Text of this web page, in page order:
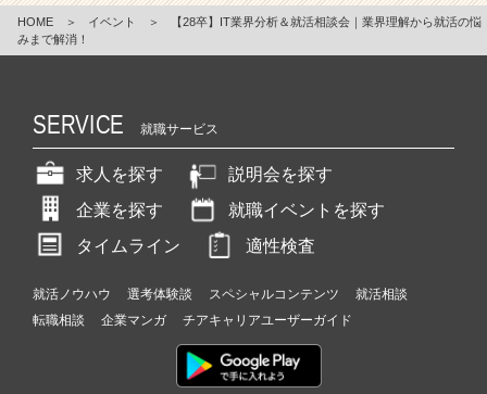
HOME ＞ イベント ＞
【28卒】IT業界分析＆就活相談会｜業界理解から就活の悩
みまで解消！
SERVICE 就職サービス
求人を探す
説明会を探す
企業を探す
就職イベントを探す
タイムライン
適性検査
就活ノウハウ 選考体験談 スペシャルコンテンツ
就活相談
転職相談
企業マンガ チアキャリアユーザーガイド